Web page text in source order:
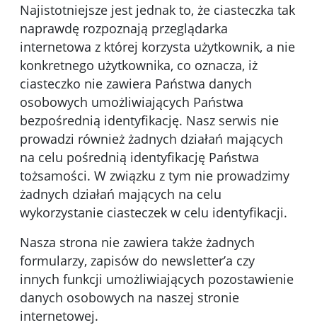
Najistotniejsze jest jednak to, że ciasteczka tak
naprawdę rozpoznają przeglądarka
internetowa z której korzysta użytkownik, a nie
konkretnego użytkownika, co oznacza, iż
ciasteczko nie zawiera Państwa danych
osobowych umożliwiających Państwa
bezpośrednią identyfikację. Nasz serwis nie
prowadzi również żadnych działań mających
na celu pośrednią identyfikację Państwa
tożsamości. W związku z tym nie prowadzimy
żadnych działań mających na celu
wykorzystanie ciasteczek w celu identyfikacji.
Nasza strona nie zawiera także żadnych
formularzy, zapisów do newsletter’a czy
innych funkcji umożliwiających pozostawienie
danych osobowych na naszej stronie
internetowej.